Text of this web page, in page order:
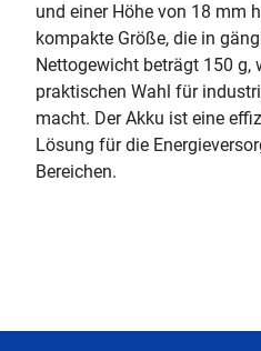
und einer Höhe von 18 mm
kompakte Größe, die in
Nettogewicht beträgt 150 g,
praktischen Wahl für
macht. Der Akku ist eine
Lösung für die
Bereichen.